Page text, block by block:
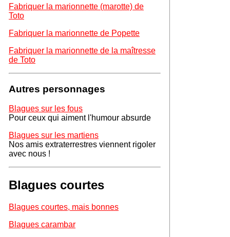
Fabriquer la marionnette (marotte) de
Toto
Fabriquer la marionnette de Popette
Fabriquer la marionnette de la maîtresse
de Toto
Autres personnages
Blagues sur les fous
Pour ceux qui aiment l'humour absurde
Blagues sur les martiens
Nos amis extraterrestres viennent rigoler
avec nous !
Blagues courtes
Blagues courtes, mais bonnes
Blagues carambar